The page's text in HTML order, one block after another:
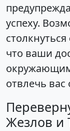
успеху.
что ваши
отвлечь
Жезлов и